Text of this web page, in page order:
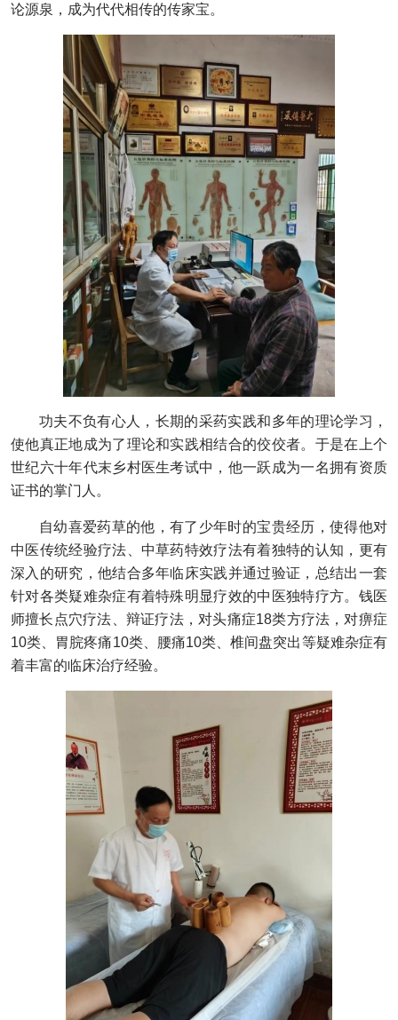
论源泉，成为代代相传的传家宝。
功夫不负有心人，长期的采药实践和多年的理论学习，
使他真正地成为了理论和实践相结合的佼佼者。于是在上个
世纪六十年代末乡村医生考试中，他一跃成为一名拥有资质
证书的掌门人。
自幼喜爱药草的他，有了少年时的宝贵经历，使得他对
中医传统经验疗法、中草药特效疗法有着独特的认知，更有
深入的研究，他结合多年临床实践并通过验证，总结出一套
针对各类疑难杂症有着特殊明显疗效的中医独特疗方。钱医
师擅长点穴疗法、辩证疗法，对头痛症18类方疗法，对痹症
10类、胃脘疼痛10类、腰痛10类、椎间盘突出等疑难杂症有
着丰富的临床治疗经验。